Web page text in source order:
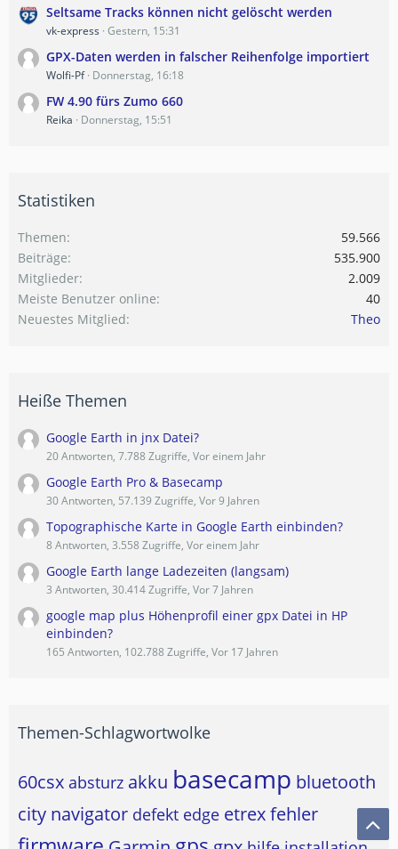
Seltsame Tracks können nicht gelöscht werden
vk-express Gestern, 15:31
GPX-Daten werden in falscher Reihenfolge importiert
Wolfi-Pf Donnerstag, 16:18
FW 4.90 fürs Zumo 660
Reika Donnerstag, 15:51
Statistiken
Themen
59.566
Beiträge
535.900
Mitglieder
2.009
Meiste Benutzer online
40
Neuestes Mitglied
Theo
Heiße Themen
Google Earth in jnx Datei?
20 Antworten, 7.788 Zugriffe, Vor einem Jahr
Google Earth Pro & Basecamp
30 Antworten, 57.139 Zugriffe, Vor 9 Jahren
Topographische Karte in Google Earth einbinden?
8 Antworten, 3.558 Zugriffe, Vor einem Jahr
Google Earth lange Ladezeiten (langsam)
3 Antworten, 30.414 Zugriffe, Vor 7 Jahren
google map plus Höhenprofil einer gpx Datei in HP
einbinden?
165 Antworten, 102.788 Zugriffe, Vor 17 Jahren
Themen-Schlagwortwolke
60csx absturz akku basecamp bluetooth
city navigator defekt edge etrexfehler